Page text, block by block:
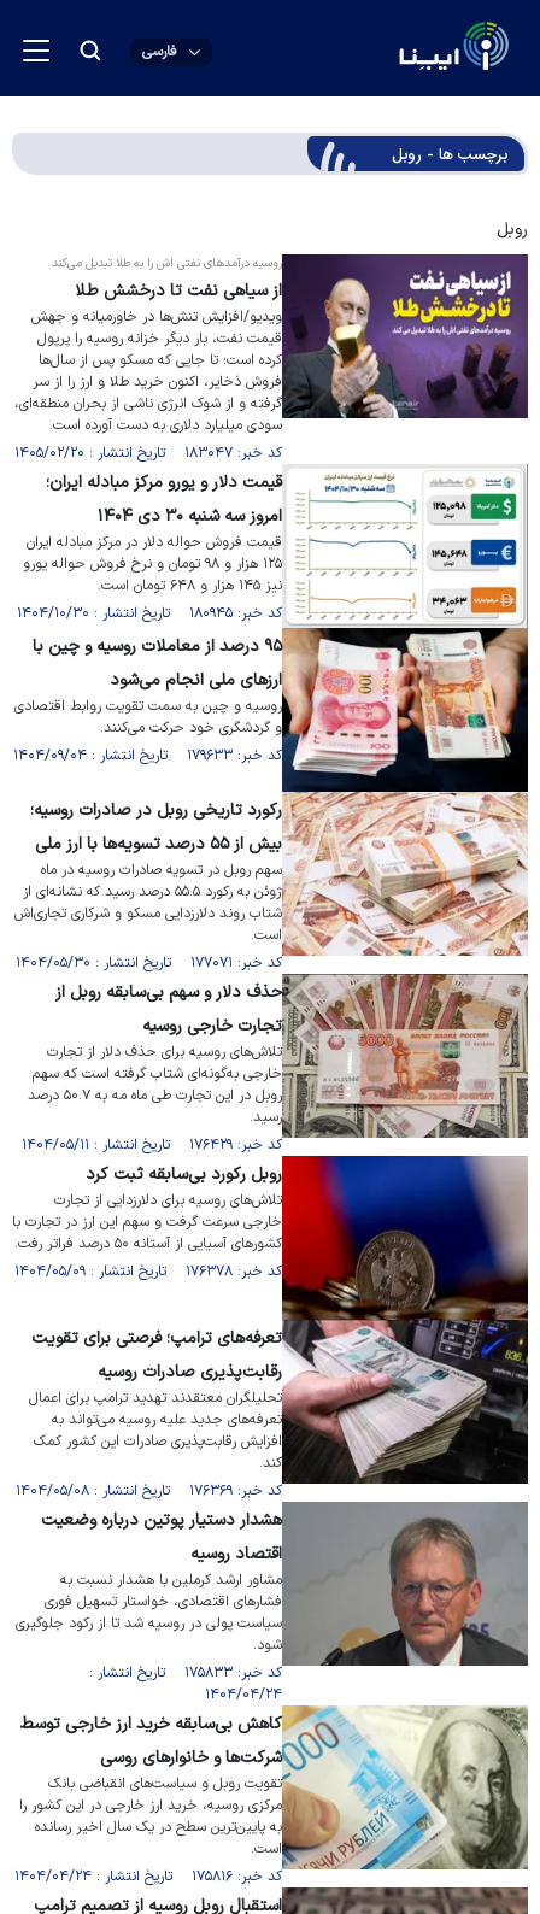
فارسی
برچسب ها - روبل
روبل
روسیه درآمد‌های نفتی اش را به طلا تبدیل می‌کند
از سیاهی نفت تا درخشش طلا
ویدیو/افزایش تنش‌ها در خاورمیانه و جهش
قیمت نفت، بار دیگر خزانه روسیه را پرپول
کرده است؛ تا جایی که مسکو پس از سال‌ها
فروش ذخایر، اکنون خرید طلا و ارز را از سر
گرفته و از شوک انرژی ناشی از بحران منطقه‌ای،
سودی میلیارد دلاری به دست آورده است.
کد خبر: ۱۸۳۰۴۷ تاریخ انتشار : ۱۴۰۵/۰۲/۲۰
قیمت دلار و یورو مرکز مبادله ایران؛
امروز سه شنبه ۳۰ دی ۱۴۰۴
قیمت فروش حواله دلار در مرکز مبادله ایران
۱۲۵ هزار و ۹۸ تومان و نرخ فروش حواله یورو
نیز ۱۴۵ هزار و ۶۴۸ تومان است.
کد خبر: ۱۸۰۹۴۵ تاریخ انتشار : ۱۴۰۴/۱۰/۳۰
۹۵ درصد از معاملات روسیه و چین با
ارز‌های ملی انجام می‌شود
روسیه و چین به سمت تقویت روابط اقتصادی
و گردشگری خود حرکت می‌کنند.
کد خبر: ۱۷۹۶۳۳ تاریخ انتشار : ۱۴۰۴/۰۹/۰۴
رکورد تاریخی روبل در صادرات روسیه؛
بیش از ۵۵ درصد تسویه‌ها با ارز ملی
سهم روبل در تسویه صادرات روسیه در ماه
ژوئن به رکورد ۵۵.۵ درصد رسید که نشانه‌ای از
شتاب روند دلار‌زدایی مسکو و شرکاری تجاری‌اش
است.
کد خبر: ۱۷۷۰۷۱ تاریخ انتشار : ۱۴۰۴/۰۵/۳۰
حذف دلار و سهم بی‌سابقه روبل از
تجارت خارجی روسیه
تلاش‌های روسیه برای حذف دلار از تجارت
خارجی به‌گونه‌ای شتاب گرفته است که سهم
روبل در این تجارت طی ماه مه به ۵۰.۷ درصد
رسید.
کد خبر: ۱۷۶۴۲۹ تاریخ انتشار : ۱۴۰۴/۰۵/۱۱
روبل رکورد بی‌سابقه ثبت کرد
تلاش‌های روسیه برای دلارزدایی از تجارت
خارجی سرعت گرفت و سهم این ارز در تجارت با
کشور‌های آسیایی از آستانه ۵۰ درصد فراتر رفت.
کد خبر: ۱۷۶۳۷۸ تاریخ انتشار : ۱۴۰۴/۰۵/۰۹
تعرفه‌های ترامپ؛ فرصتی برای تقویت
رقابت‌پذیری صادرات روسیه
تحلیلگران معتقدند تهدید ترامپ برای اعمال
تعرفه‌های جدید علیه روسیه می‌تواند به
افزایش رقابت‌پذیری صادرات این کشور کمک
کند.
کد خبر: ۱۷۶۳۶۹ تاریخ انتشار : ۱۴۰۴/۰۵/۰۸
هشدار دستیار پوتین درباره وضعیت
اقتصاد روسیه
مشاور ارشد کرملین با هشدار نسبت به
فشار‌های اقتصادی، خواستار تسهیل فوری
سیاست پولی در روسیه شد تا از رکود جلوگیری
شود.
کد خبر: ۱۷۵۸۳۳ تاریخ انتشار :
۱۴۰۴/۰۴/۲۴
کاهش بی‌سابقه خرید ارز خارجی توسط
شرکت‌ها و خانوار‌های روسی
تقویت روبل و سیاست‌های انقباضی بانک
مرکزی روسیه، خرید ارز خارجی در این کشور را
به پایین‌ترین سطح در یک سال اخیر رسانده
است.
کد خبر: ۱۷۵۸۱۶ تاریخ انتشار : ۱۴۰۴/۰۴/۲۴
استقبال روبل روسیه از تصمیم ترامپ